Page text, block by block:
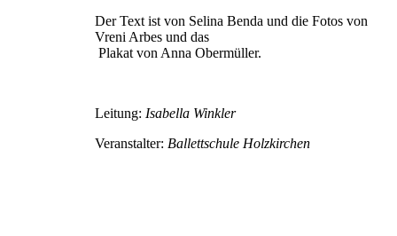
Der Text ist von Selina Benda und die Fotos von
Vreni Arbes und das
Plakat von Anna Obermüller.
Leitung: Isabella Winkler
Veranstalter: Ballettschule Holzkirchen